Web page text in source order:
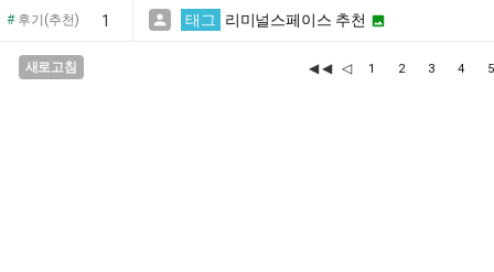
#후기(추천) 1  태그 리미널스페이스 추천 
새로고침 ◀◀ ◁ 1 2 3 4